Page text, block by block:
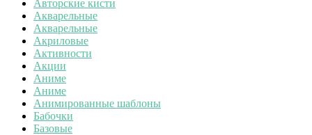
Авторские кисти
Акварельные
Акварельные
Акриловые
Активности
Акции
Аниме
Аниме
Анимированные шаблоны
Бабочки
Базовые